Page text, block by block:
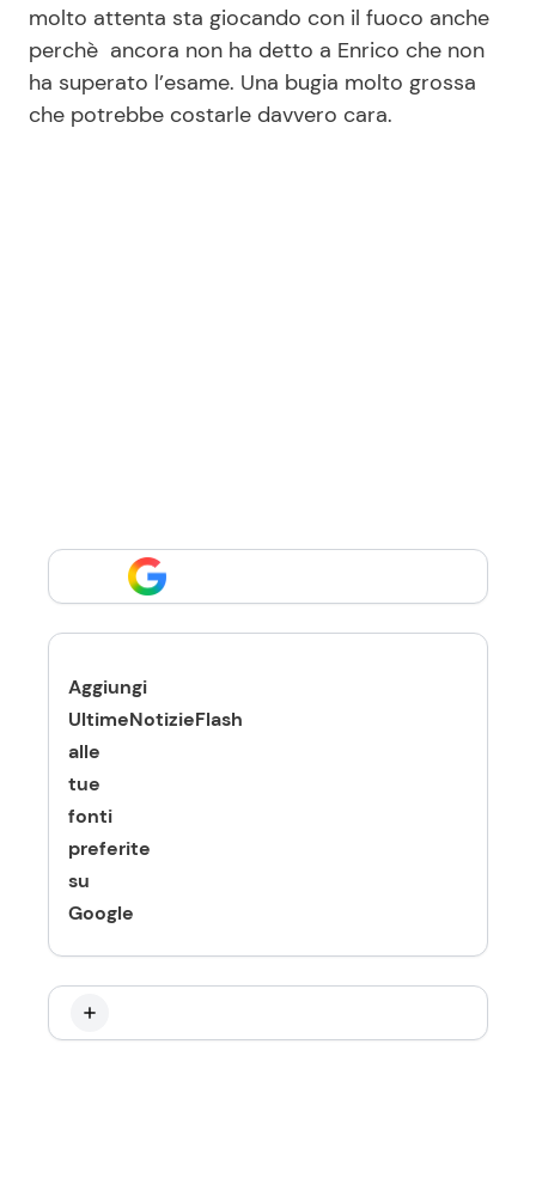
molto attenta sta giocando con il fuoco anche
perchè ancora non ha detto a Enrico che non
ha superato l’esame. Una bugia molto grossa
che potrebbe costarle davvero cara.
Aggiungi
UltimeNotizieFlash
alle
tue
fonti
preferite
su
Google